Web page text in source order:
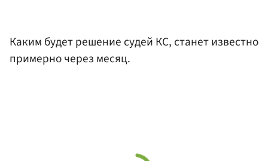
Каким будет решение судей КС, станет известно
примерно через месяц.